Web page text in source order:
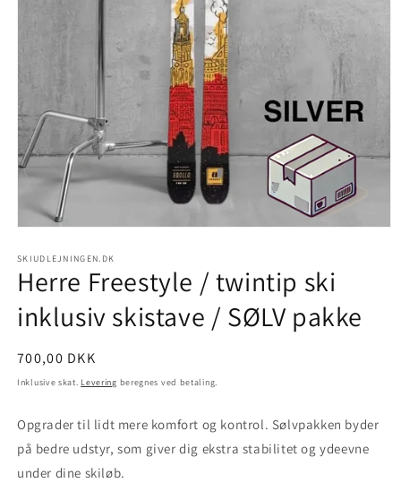
SKIUDLEJNINGEN.DK
Herre Freestyle / twintip ski
inklusiv skistave / SØLV pakke
Normalpris
700,00 DKK
Inklusive skat. Levering beregnes ved betaling.
Opgrader til lidt mere komfort og kontrol. Sølvpakken byder
på bedre udstyr, som giver dig ekstra stabilitet og ydeevne
under dine skiløb.